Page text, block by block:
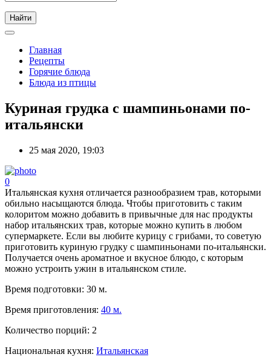
Главная
Рецепты
Горячие блюда
Блюда из птицы
Куриная грудка с шампиньонами по-
итальянски
25 мая 2020, 19:03
0
Итальянская кухня отличается разнообразием трав, которыми
обильно насыщаются блюда. Чтобы приготовить с таким
колоритом можно добавить в привычные для нас продукты
набор итальянских трав, которые можно купить в любом
супермаркете. Если вы любите курицу с грибами, то советую
приготовить куриную грудку с шампиньонами по-итальянски.
Получается очень ароматное и вкусное блюдо, с которым
можно устроить ужин в итальянском стиле.
Время подготовки: 30 м.
Время приготовления: 40 м.
Количество порций: 2
Национальная кухня: Итальянская